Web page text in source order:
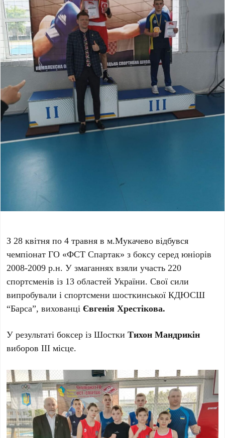
З 28 квітня по 4 травня в м.Мукачево відбувся
чемпіонат ГО «ФСТ Спартак» з боксу серед юніорів
2008-2009 р.н. У змаганнях взяли участь 220
спортсменів із 13 областей України. Свої сили
випробували і спортсмени шосткинської КДЮСШ
“Барса”, вихованці Євгенія Хрестікова.
У результаті боксер із ШосткиТихон Мандрикін
виборов ІІІ місце.